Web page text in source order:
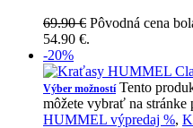
69.90€ Pôvodná cena
54.90 €.
-20%
Výber možností Tento
môžete vybrať na stránke
HUMMEL výpredaj %,